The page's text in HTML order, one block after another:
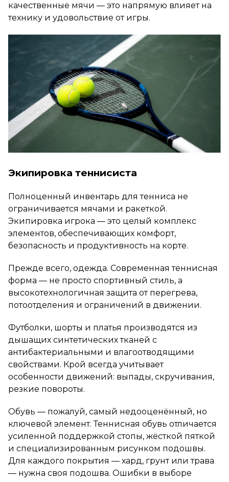
качественные мячи — это напрямую влияет на
технику и удовольствие от игры.
Экипировка теннисиста
Полноценный инвентарь для тенниса не
ограничивается мячами и ракеткой.
Экипировка игрока — это целый комплекс
элементов, обеспечивающих комфорт,
безопасность и продуктивность на корте.
Прежде всего, одежда. Современная теннисная
форма — не просто спортивный стиль, а
высокотехнологичная защита от перегрева,
потоотделения и ограничений в движении.
Футболки, шорты и платья производятся из
дышащих синтетических тканей с
антибактериальными и влагоотводящими
свойствами. Крой всегда учитывает
особенности движений: выпады, скручивания,
резкие повороты.
Обувь — пожалуй, самый недооценённый, но
ключевой элемент. Теннисная обувь отличается
усиленной поддержкой стопы, жёсткой пяткой
и специализированным рисунком подошвы.
Для каждого покрытия — хард, грунт или трава
— нужна своя подошва. Ошибки в выборе